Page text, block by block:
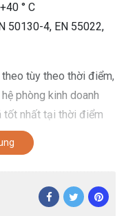
° C
50130-4, EN 55022,
tùy theo thời điểm,
phòng kinh doanh
tốt nhất tại thời điểm